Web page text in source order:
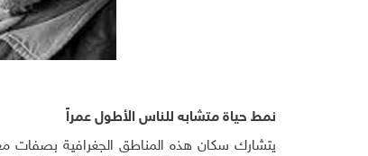
نمط حياة متشابه للناس الأطول عمراً
يتشارك سكان هذه المناطق الجغرافية بصفات